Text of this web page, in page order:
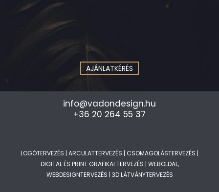
AJÁNLATKÉRÉS
info@vadondesign.hu
+36 20 264 55 37
LOGÓTERVEZÉS | ARCULATTERVEZÉS | CSOMAGOLÁSTERVEZÉS |
DIGITAL ÉS PRINT GRAFIKAI TERVEZÉS | WEBOLDAL,
WEBDESIGNTERVEZÉS | 3D LÁTVÁNYTERVEZÉS